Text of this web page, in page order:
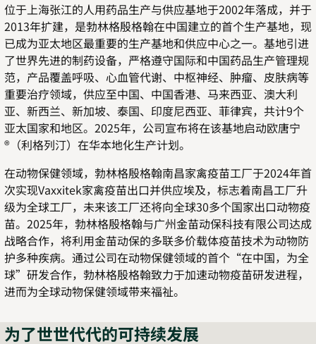
位于上海张江的人用药品生产与供应基地于2002年落成，并于
2013年扩建，是勃林格殷格翰在中国建立的首个生产基地，现
已成为亚太地区最重要的生产基地和供应中心之一。基地引进
了世界先进的制药设备，严格遵守国际和中国药品生产管理规
范，产品覆盖呼吸、心血管代谢、中枢神经、肿瘤、皮肤病等
重要治疗领域，供应至中国、中国香港、马来西亚、澳大利
亚、新西兰、新加坡、泰国、印度尼西亚、菲律宾，共计9个
亚太国家和地区。 2025年，公司宣布将在该基地启动欧唐宁
® （利格列汀）在华本地化生产计划。
在动物保健领域，勃林格殷格翰南昌家禽疫苗工厂于2024年首
次实现Vaxxitek家禽疫苗出口并供应埃及，标志着南昌工厂升
级为全球工厂，未来该工厂还将向全球30多个国家出口动物疫
苗。 2025年，勃林格殷格翰与广州金苗动保科技有限公司达成
战略合作，将利用金苗动保的多联多价载体疫苗技术为动物防
护多种疾病。通过公司在动物保健领域的首个 “在中国，为全
球” 研发合作，勃林格殷格翰致力于加速动物疫苗研发进程，
进而为全球动物保健领域带来福祉。
为了世世代代的可持续发展